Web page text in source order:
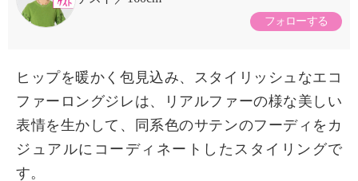
フォローする
ヒップを暖かく包見込み、スタイリッシュなエコ
ファーロングジレは、リアルファーの様な美しい
表情を生かして、同系色のサテンのフーディをカ
ジュアルにコーディネートしたスタイリングで
す。